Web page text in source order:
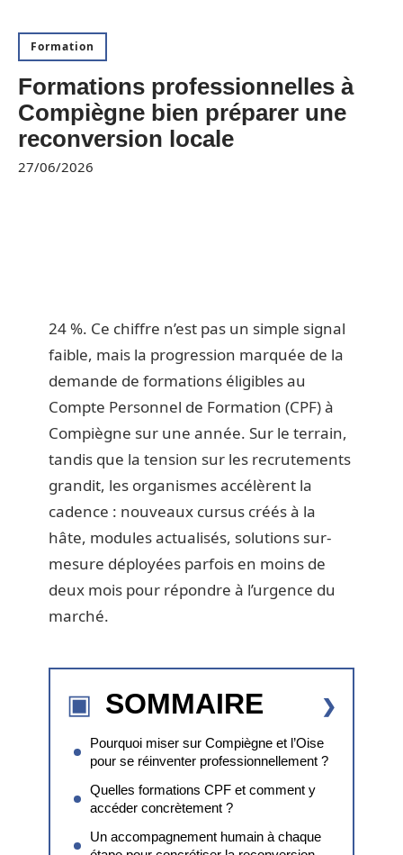
Formation
Formations professionnelles à
Compiègne bien préparer une
reconversion locale
27/06/2026
24 %. Ce chiffre n’est pas un simple signal
faible, mais la progression marquée de la
demande de formations éligibles au
Compte Personnel de Formation (CPF) à
Compiègne sur une année. Sur le terrain,
tandis que la tension sur les recrutements
grandit, les organismes accélèrent la
cadence : nouveaux cursus créés à la
hâte, modules actualisés, solutions sur-
mesure déployées parfois en moins de
deux mois pour répondre à l’urgence du
marché.
SOMMAIRE
Pourquoi miser sur Compiègne et l’Oise
pour se réinventer professionnellement ?
Quelles formations CPF et comment y
accéder concrètement ?
Un accompagnement humain à chaque